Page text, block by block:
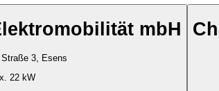
mbH
Straße 3, Esens
22 kW